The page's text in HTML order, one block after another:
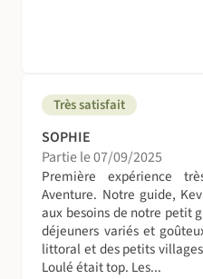
Les départs de province
Nous consulter
Esprit du voyage
La réussite de tout
bonne humeur, de
d'esprit de
participation aux tâches
des traditions locales. Et
Très satisfait
SOPHIE
Partie le 07/09/2025
Première expérience
Aventure. Notre guide,
aux besoins de notre petit
déjeuners variés et
littoral et des petits
Loulé était top. Les...